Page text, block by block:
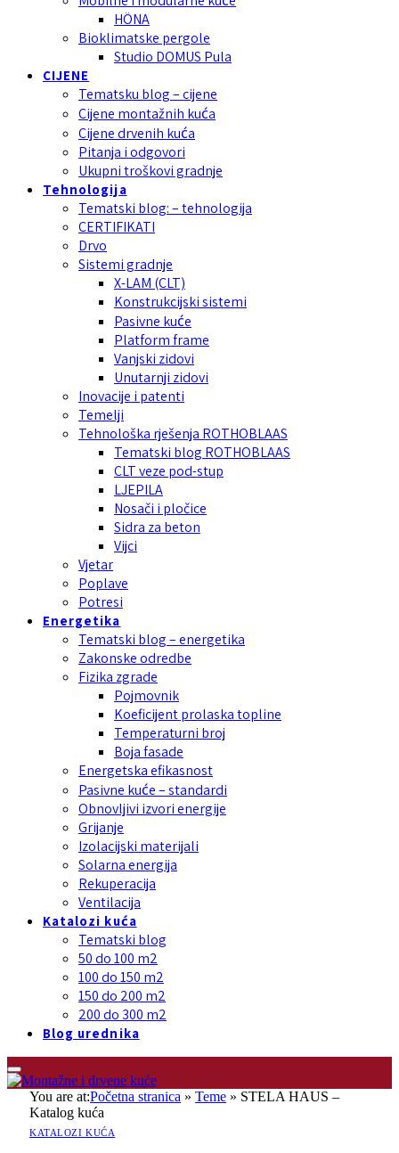
HÖNA
Bioklimatske pergole
Studio DOMUS Pula
CIJENE
Tematsku blog – cijene
Cijene montažnih kuća
Cijene drvenih kuća
Pitanja i odgovori
Ukupni troškovi gradnje
Tehnologija
Tematski blog: – tehnologija
CERTIFIKATI
Drvo
Sistemi gradnje
X-LAM (CLT)
Konstrukcijski sistemi
Pasivne kuće
Platform frame
Vanjski zidovi
Unutarnji zidovi
Inovacije i patenti
Temelji
Tehnološka rješenja ROTHOBLAAS
Tematski blog ROTHOBLAAS
CLT veze pod-stup
LJEPILA
Nosači i pločice
Sidra za beton
Vijci
Vjetar
Poplave
Potresi
Energetika
Tematski blog – energetika
Zakonske odredbe
Fizika zgrade
Pojmovnik
Koeficijent prolaska topline
Temperaturni broj
Boja fasade
Energetska efikasnost
Pasivne kuće – standardi
Obnovljivi izvori energije
Grijanje
Izolacijski materijali
Solarna energija
Rekuperacija
Ventilacija
Katalozi kuća
Tematski blog
50 do 100 m2
100 do 150 m2
150 do 200 m2
200 do 300 m2
Blog urednika
You are at:Početna stranica » Teme » STELA HAUS –
Katalog kuća
KATALOZI KUĆA